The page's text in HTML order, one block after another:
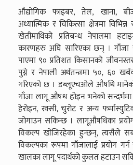
औद्योगिक फाइबर, तेल, खाना,
अध्यात्मिक र चिकित्सा क्षेत्रमा
खेतीमाथिको प्रतिबन्ध नेपालमा
कारणहरु अघि सारिएका छन् । गाँजा
पाएमा ९० प्रतिशत किसानको
पुग्ने र नेपाली अर्थतन्त्रमा ५०, ६०
गरिएको छ । डब्लूएचओले औषधि
गाँजा लागू औषध होइन भनेको
हेरोइन, रक्सी, चुरोट र अन्य
जोगाउन सकिन्छ । लागूऔषधिका
विकल्प खोजिरहेका हुन्छन्, त्यसैले
विकल्पका रूपमा गाँजालाई प्रयोग
खालका लागू पदार्थको कुलत हटाउन